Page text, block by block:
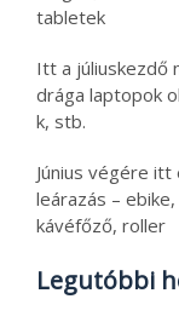
tabletek
Itt a júliuskezdő
drága laptopok
k, stb.
Június végére
leárazás –
kávéfőző, roller
Legutóbbi